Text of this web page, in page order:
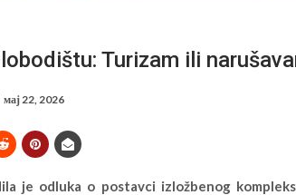
Turizam ili
мај 22, 2026
je odluka o postavci izložbenog